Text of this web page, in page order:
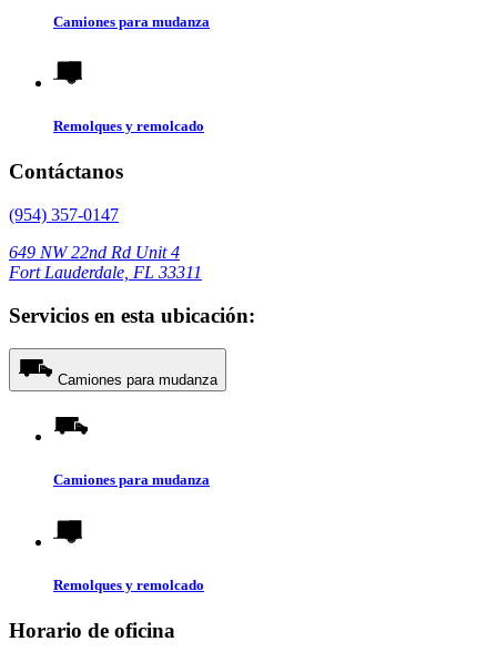
Camiones para mudanza
Remolques y remolcado
Contáctanos
(954) 357-0147
649 NW 22nd Rd Unit 4
Fort Lauderdale, FL 33311
Servicios en esta ubicación:
Camiones para mudanza
Camiones para mudanza
Remolques y remolcado
Horario de oficina